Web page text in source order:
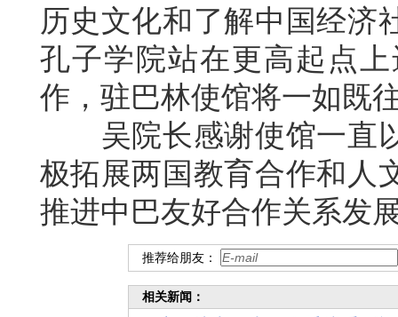
历史文化和了解中国经济
孔子学院站在更高起点
作，驻巴林使馆将一如既
吴院长感谢使馆一直以
极拓展两国教育合作和人
推进中巴友好合作关系发
推荐给朋友：
相关新闻：